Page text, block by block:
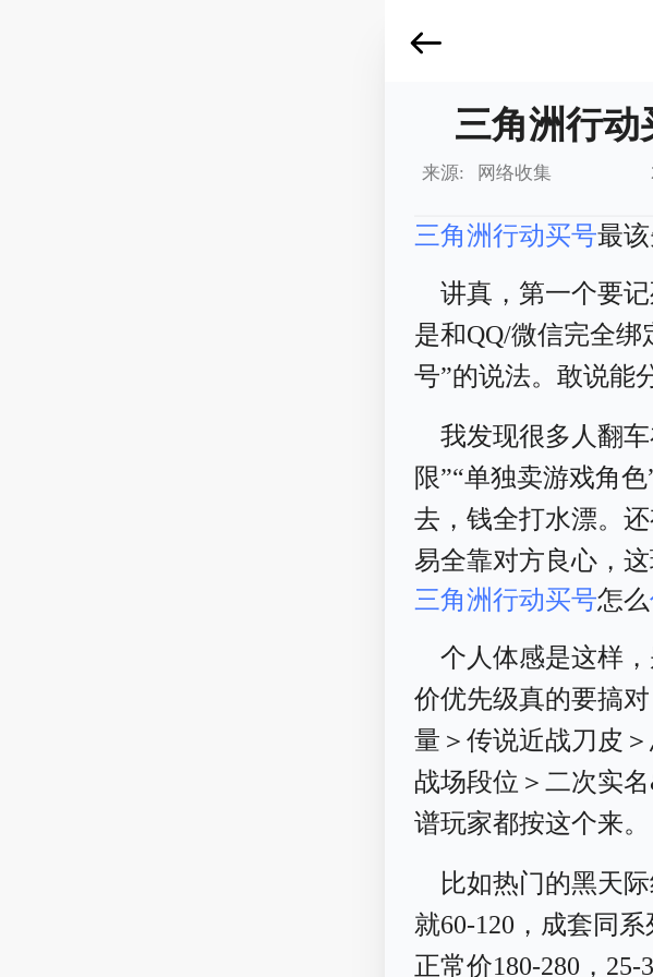
三角洲行动
来源: 网络收集
三角洲行动买号最
讲真，第一个要
是和QQ/微信完全
号”的说法。敢说能
我发现很多人翻
限”“单独卖游戏角
去，钱全打水漂。
易全靠对方良心，这
三角洲行动买号怎么
个人体感是这样
价优先级真的要搞
量＞传说近战刀皮
战场段位＞二次实
谱玩家都按这个来。
比如热门的黑天
就60-120，成套同系
正常价180-280，